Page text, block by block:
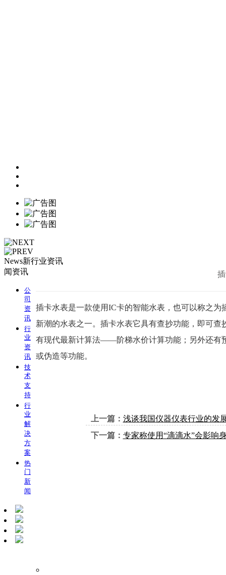
News新
闻资讯
公
司
资
讯
行
业
资
讯
技
术
支
持
行
业
解
决
方
案
热
门
新
闻
行业资讯
插卡水表是一款使用IC卡的智能水表 ，也可以称之
新潮的水表之一。插卡水表它具有查抄功能，即可
有现代最新计算法——阶梯水价计算功能；另外还有
或伪造等功能。
上一篇： 浅谈我国仪器仪表行业的发
下一篇： 专家称使用“滴滴水”会影响